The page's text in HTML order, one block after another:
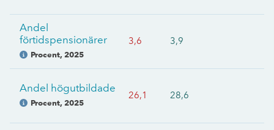
Andel
förtidspensionärer
Procent, 2025
3,6 3,9
Andel högutbildade
Procent, 2025
26,1 28,6